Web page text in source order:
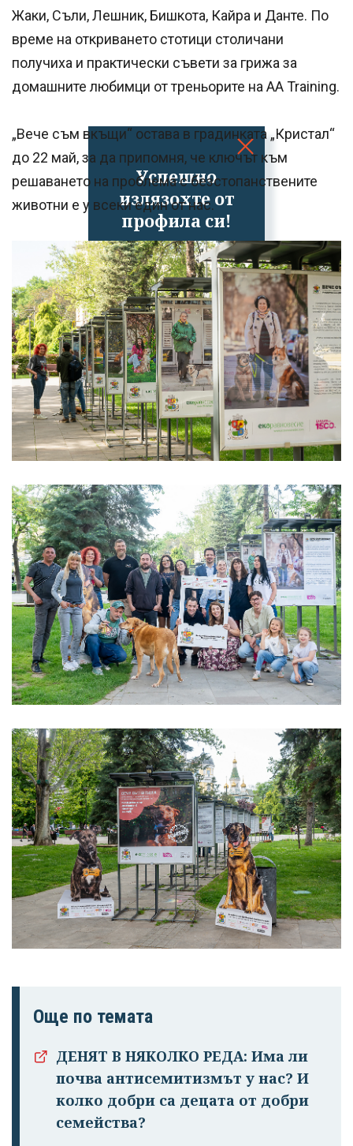
Успешно
излязохте от
профила си!
Жаки, Съли, Лешник, Бишкота, Кайра и Данте. По
време на откриването стотици столичани
получиха и практически съвети за грижа за
домашните любимци от треньорите на AA Training.
„Вече съм вкъщи“ остава в градинката „Кристал“
до 22 май, за да припомня, че ключът към
решаването на проблема с безстопанствените
животни е у всеки един от нас.
Още по темата
ДЕНЯТ В НЯКОЛКО РЕДА: Има ли
почва антисемитизмът у нас? И
колко добри са децата от добри
семейства?